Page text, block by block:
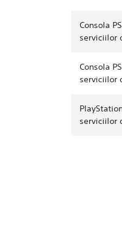
Consola
serviciilor
Consola
serviciilor
serviciilor